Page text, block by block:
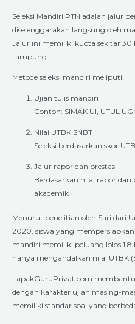
Seleksi Mandiri PTN adalah jalur
diselenggarakan langsung oleh
Jalur ini memiliki kuota sekitar 30
tampung.
Metode seleksi mandiri meliputi:
Ujian tulis mandiri
Contoh: SIMAK UI, UTUL
Nilai UTBK SNBT
Seleksi berdasarkan skor
Jalur rapor dan prestasi
Berdasarkan nilai rapor
akademik
Menurut penelitian oleh Sari dari
2020, siswa yang
mandiri memiliki peluang lolos
hanya mengandalkan nilai UTBK
LapakGuruPrivat.com membantu
dengan karakter ujian masing-
memiliki standar soal yang